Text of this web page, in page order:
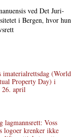
ved Det Juri­
i Bergen, hvor hun
imaterialrettsdag (World
Property Day) i
26. april
lagmannsrett: Voss
logoer krenker ikke